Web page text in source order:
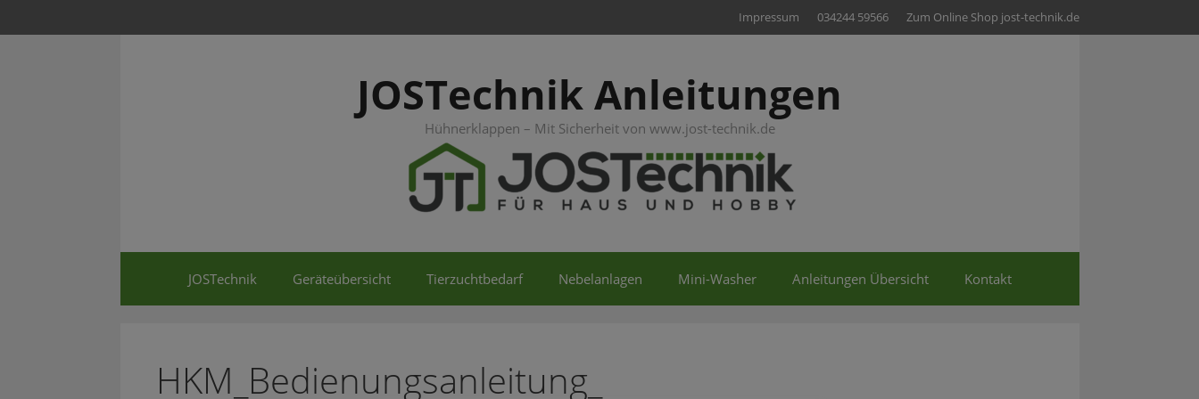
zum
Impressum 034244 59566 Zum Online Shop jost-technik.de
JOSTechnik Anleitungen
Hühnerklappen – Mit Sicherheit von www.jost-technik.de
JOSTechnik Geräteübersicht Tierzuchtbedarf Nebelanlagen Mini-Washer Anleitungen Übersicht Kontakt
HKM_Bedienungsanleitung_